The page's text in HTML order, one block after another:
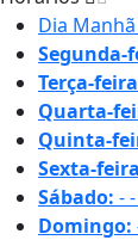
Dia Manhã
Segunda-
Terça-
Quarta-
Quinta-
Sexta-
Sábado: --
Domingo: